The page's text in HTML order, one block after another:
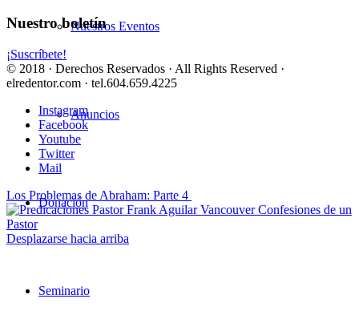
Nuestros Eventos
Anuncios
Donación
Seminario
Nuestro boletín
¡Suscríbete!
© 2018 · Derechos Reservados · All Rights Reserved ·
elredentor.com · tel.604.659.4225
Instagram
Facebook
Youtube
Twitter
Mail
Los Problemas de Abraham: Parte 4
Confesiones de un
Pastor
Desplazarse hacia arriba